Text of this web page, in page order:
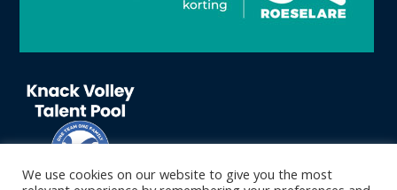
We use cookies on our website to give you the most